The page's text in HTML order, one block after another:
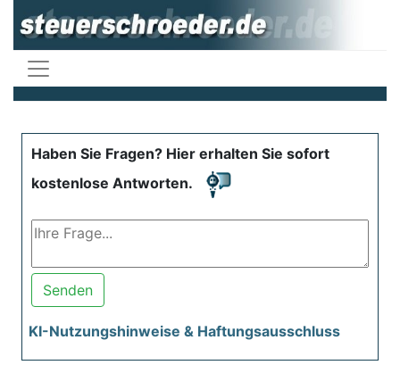
Haben Sie Fragen? Hier erhalten Sie sofort
kostenlose Antworten.
Senden
KI-Nutzungshinweise & Haftungsausschluss